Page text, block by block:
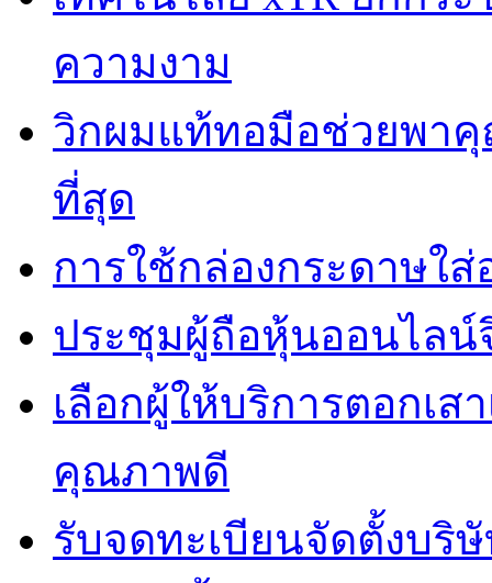
ความงาม
วิกผมแท้ทอมือช่วยพา
ที่สุด
การใช้กล่องกระดาษใ
ประชุมผู้ถือหุ้นออนไลน์
เลือกผู้ให้บริการตอกเ
คุณภาพดี
รับจดทะเบียนจัดตั้งบ